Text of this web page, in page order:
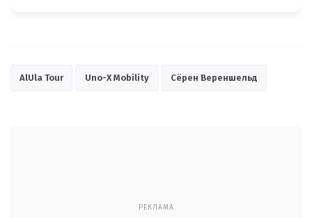
AlUla Tour Uno-X Mobility Сёрен Вереншельд
РЕКЛАМА